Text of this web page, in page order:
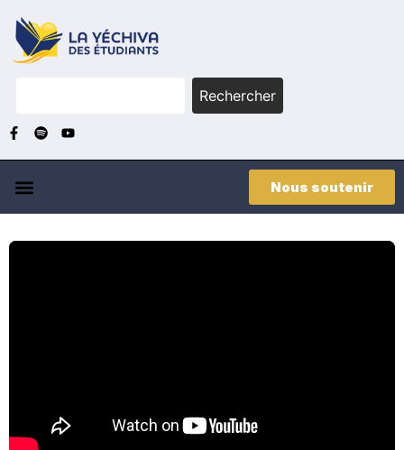
Rechercher
Nous soutenir